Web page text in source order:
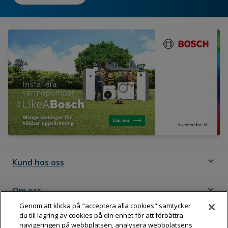
Kund hos oss expand_more
Om oss expand_more
Följ Dahl
Genom att klicka på "acceptera alla cookies" samtycker
du till lagring av cookies på din enhet för att förbättra
navigeringen på webbplatsen, analysera webbplatsens